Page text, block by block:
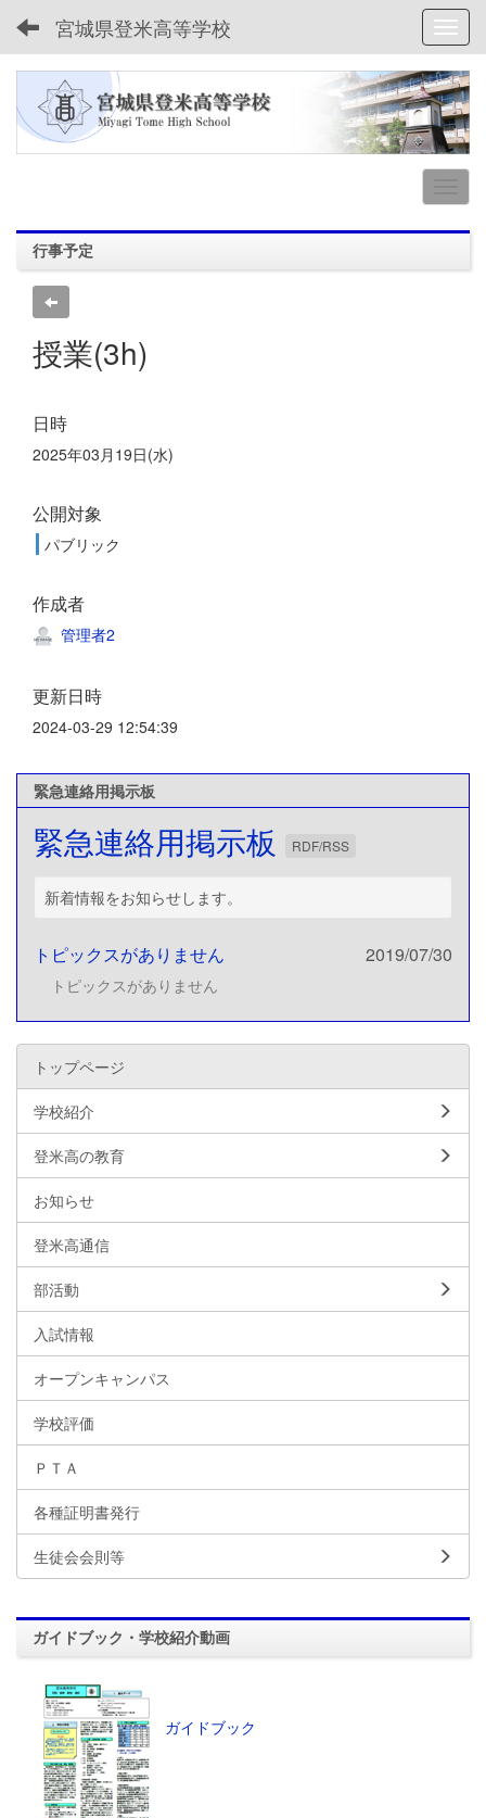
宮城県登米高等学校
行事予定
授業(3h)
日時
2025年03月19日(水)
公開対象
パブリック
作成者
管理者2
更新日時
2024-03-29 12:54:39
緊急連絡用掲示板
緊急連絡用掲示板 RDF/RSS
新着情報をお知らせします。
トピックスがありません 2019/07/30
トピックスがありません
トップページ
学校紹介
登米高の教育
お知らせ
登米高通信
部活動
入試情報
オープンキャンパス
学校評価
ＰＴＡ
各種証明書発行
生徒会会則等
ガイドブック・学校紹介動画
ガイドブック